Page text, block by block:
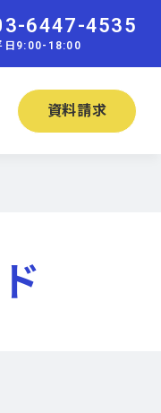
6447-4535
日9:00-18:00
資料請求